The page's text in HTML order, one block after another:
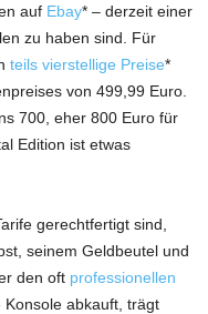
auf Ebay* – derzeit einer
zu haben sind. Für
teils vierstellige Preise*
von 499,99 Euro.
700, eher 800 Euro für
Edition ist etwas
gerechtfertigt sind,
seinem Geldbeutel und
den oft professionellen
Konsole abkauft, trägt